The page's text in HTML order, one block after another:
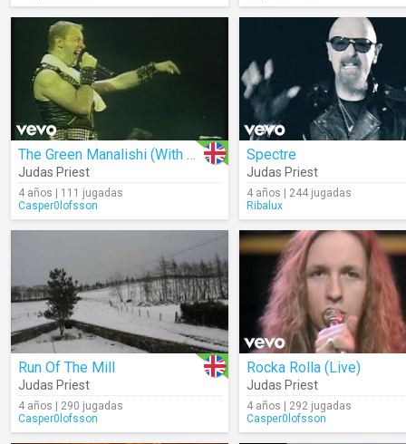
The Green Manalishi (With The Two Pronged Crown) [Live]
Judas Priest
4 años | 111 jugadas
Casper0lofsson
Spectre
Judas Priest
4 años | 244 jugadas
Ribalux
Run Of The Mill
Judas Priest
4 años | 290 jugadas
Casper0lofsson
Rocka Rolla (Live)
Judas Priest
4 años | 292 jugadas
Casper0lofsson